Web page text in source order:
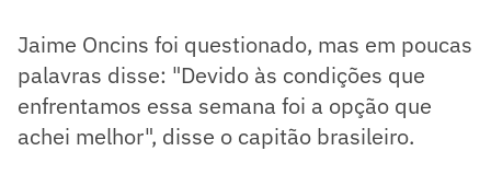
Jaime Oncins foi questionado, mas em poucas
palavras disse: "Devido às condições que
enfrentamos essa semana foi a opção que
achei melhor", disse o capitão brasileiro.